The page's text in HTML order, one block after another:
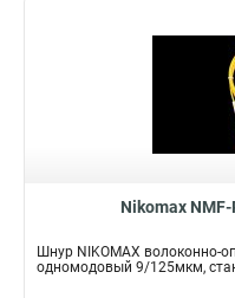
Nikomax NMF-
Шнур NIKOMAX волоконно-
одномодовый 9/125мкм,